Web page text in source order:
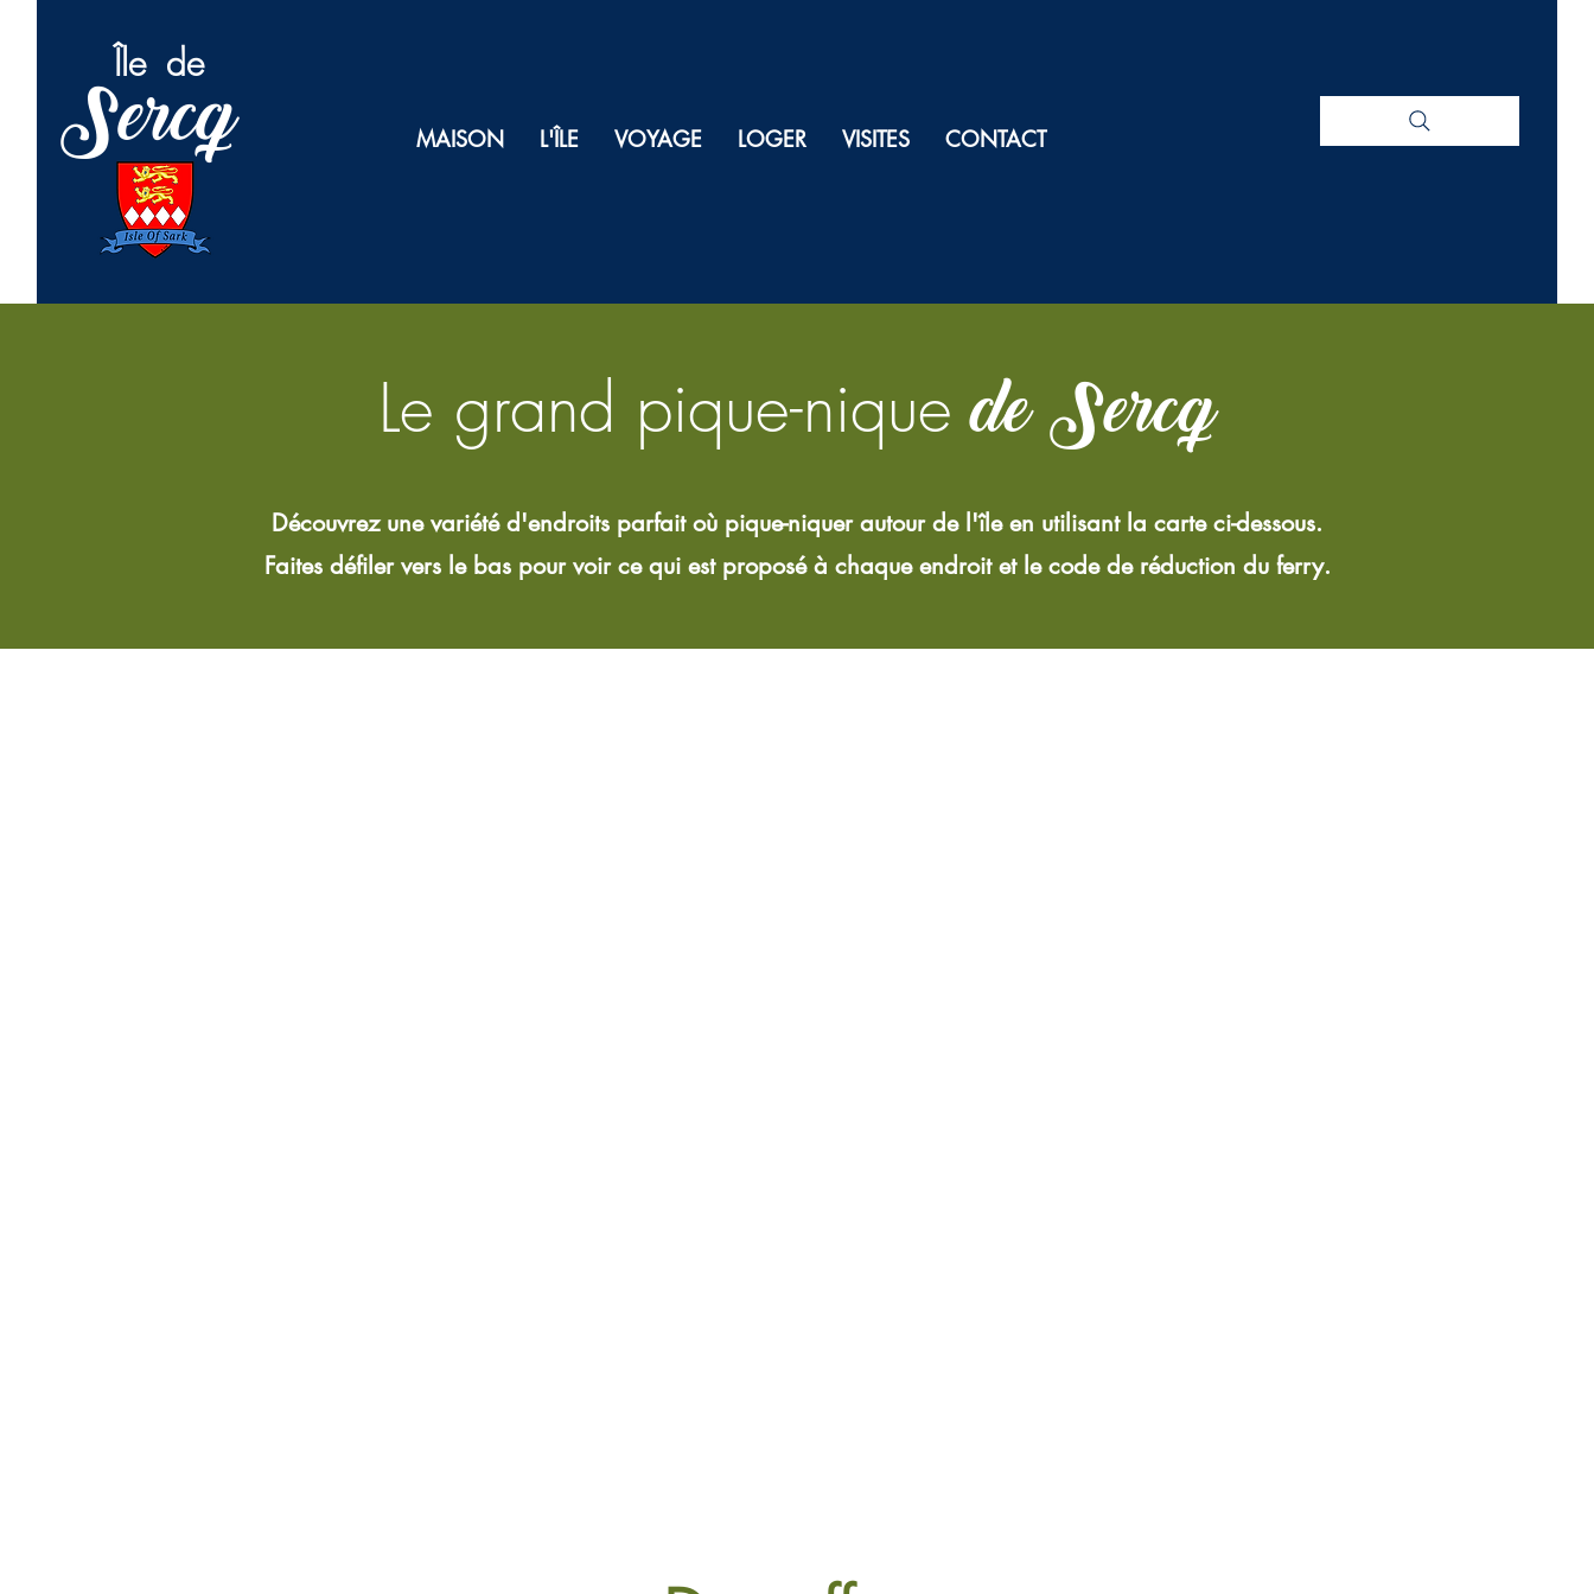
Île de
Sercq MAISON L'ÎLE VOYAGE LOGER VISITES CONTACT
Le grand pique-niquede Sercq
Découvrez une variété d'endroits parfait où pique-niquer autour de l'île en utilisant la carte ci-dessous.
Faites défiler vers le bas pour voir ce qui est proposé à chaque endroit et le code de réduction du ferry.